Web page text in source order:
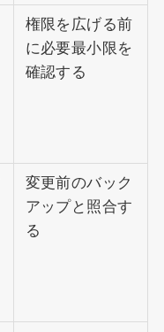
権限を広げる前
に必要最小限を
確認する
変更前のバック
アップと照合す
る